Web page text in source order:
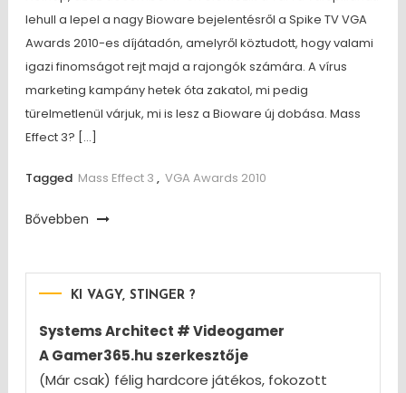
lehull a lepel a nagy Bioware bejelentésről a Spike TV VGA
Awards 2010-es díjátadón, amelyről köztudott, hogy valami
igazi finomságot rejt majd a rajongók számára. A vírus
marketing kampány hetek óta zakatol, mi pedig
türelmetlenül várjuk, mi is lesz a Bioware új dobása. Mass
Effect 3? […]
Tagged Mass Effect 3 , VGA Awards 2010
Bővebben
KI VAGY, STINGER ?
Systems Architect # Videogamer
A Gamer365.hu szerkesztője
(Már csak) félig hardcore játékos, fokozott